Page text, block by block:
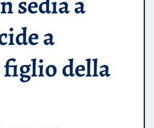
a
della